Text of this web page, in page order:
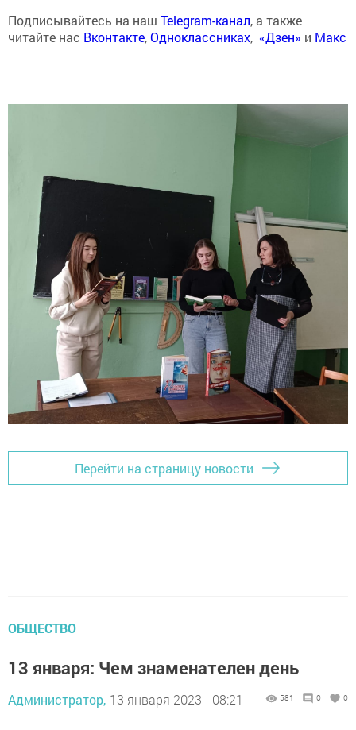
Подписывайтесь на наш Telegram-канал, а также
читайте нас Вконтакте,Одноклассниках, «Дзен» и Макс
Перейти на страницу новости
ОБЩЕСТВО
13 января: Чем знаменателен день
Администратор, 13 января 2023 - 08:21 581 0 0